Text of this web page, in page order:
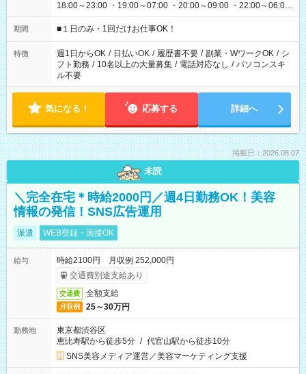
18:00～23:00 ・19:00～07:00 ・20:00～09:00 ・22:00～06:00
etc ★最短で3時間で5,120円のお仕事から 15時間で2万円近く稼
げるお仕事も！ ご希望のお時間に合わせてご紹介！ ※シフトは
ください！
期間 ■１日のみ・1回だけお仕事OK！
特徴 週1日からOK / 日払いOK / 履歴書不要 / 副業・WワークOK / シ
フト勤務 / 10名以上の大量募集 / 電話対応なし / パソコンスキ
ル不要
気になる！ 応募する 詳細へ
掲載日：2026.08.07
未読
＼完全在宅＊時給2000円／週4日勤務OK！美容
情報の発信！SNS広告運用
派遣 WEB登録・面接OK
給与
時給2100円 月収例 252,000円
交通費別途支給あり
交通費 全額支給
月収例 25～30万円
勤務地
東京都渋谷区
恵比寿駅から徒歩5分 / 代官山駅から徒歩10分
SNS美容メディア運営／美容マーケティング支援